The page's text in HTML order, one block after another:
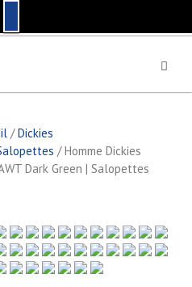
/Dickies
/ Homme Dickies
Dark Green | Salopettes